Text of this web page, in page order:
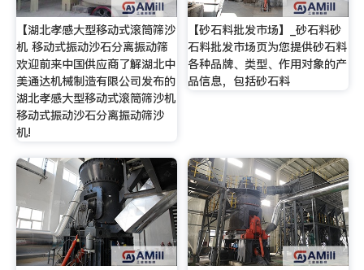
【湖北孝感大型移动式滚筒筛沙
机 移动式振动沙石分离振动筛
欢迎前来中国供应商了解湖北中
美通达机械制造有限公司发布的
湖北孝感大型移动式滚筒筛沙机
移动式振动沙石分离振动筛沙
机!
【砂石料批发市场】_砂石料砂
石料批发市场页为您提供砂石料
各种品牌、类型、作用对象的产
品信息，包括砂石料